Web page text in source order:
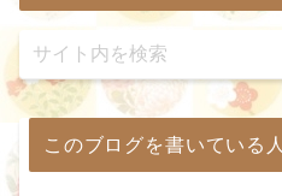
このブログを書いている人